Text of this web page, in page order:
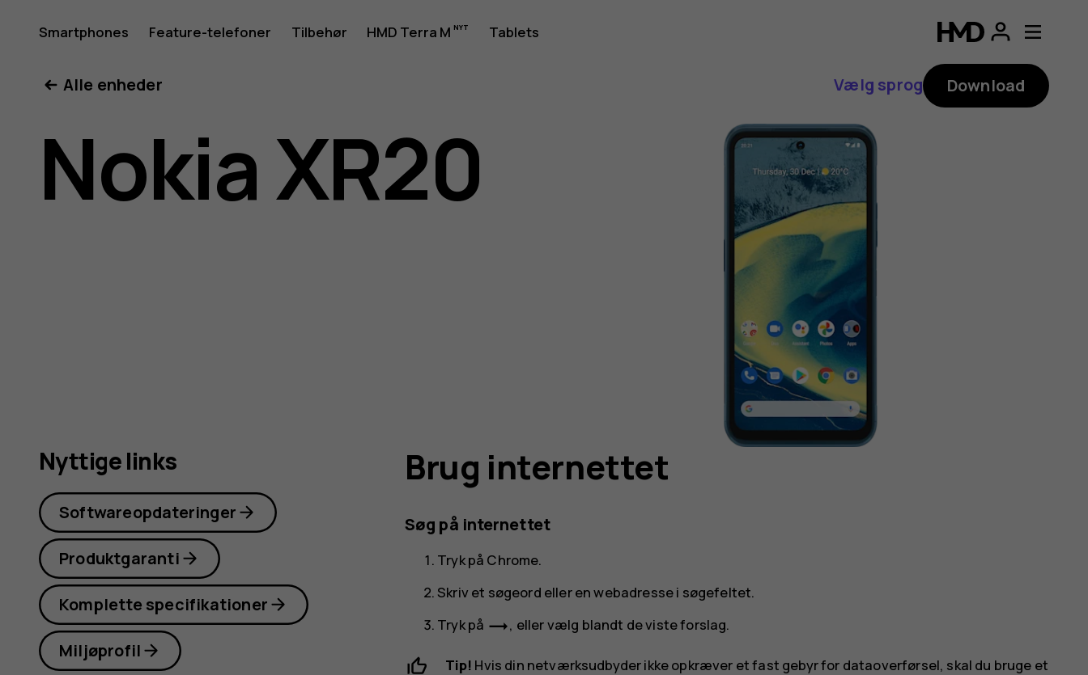
Brugervejledning
til
Nokia
Smartphones Feature-telefoner Tilbehør HMD Terra M Tablets
Alle enheder
Vælg sprog Download
Nokia XR20
Brug internettet
Søg på internettet
Tryk på Chrome.
Skriv et søgeord eller en webadresse i søgefeltet.
Tryk på trending_flat, eller vælg blandt de viste forslag.
Tip! Hvis din netværksudbyder ikke opkræver et fast gebyr for dataoverførsel, skal du bruge et
Nyttige links
Softwareopdateringer
Produktgaranti
Komplette specifikationer
Miljøprofil